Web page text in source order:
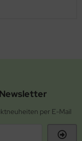
per E-Mail